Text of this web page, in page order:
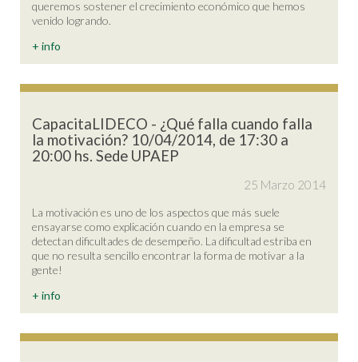
queremos sostener el crecimiento económico que hemos
venido logrando.
+ info
CapacitaLIDECO - ¿Qué falla cuando falla
la motivación? 10/04/2014, de 17:30 a
20:00 hs. Sede UPAEP
25 Marzo 2014
La motivación es uno de los aspectos que más suele
ensayarse como explicación cuando en la empresa se
detectan dificultades de desempeño. La dificultad estriba en
que no resulta sencillo encontrar la forma de motivar a la
gente!
+ info